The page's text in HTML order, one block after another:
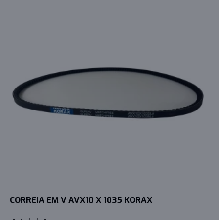
CORREIA EM V AVX10 X 1035 KORAX